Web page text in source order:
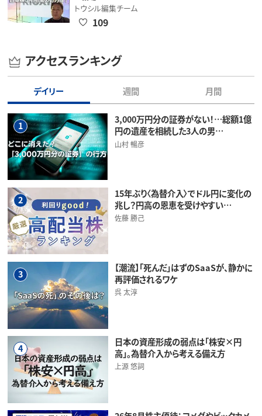
トウシル編集チーム
109
アクセスランキング
デイリー 週間 月間
1
3,000万円分の証券がない！…総額1億
円の遺産を相続した3人の男…
山村 暢彦
2
15年ぶり〈為替介入〉でドル円に変化の
兆し？円高の恩恵を受けやすい…
佐藤 勝己
3
【潮流】「死んだ」はずのSaaSが、静かに
再評価されるワケ
呉 太淳
4
日本の資産形成の弱点は「株安×円
高」。為替介入から考える備え方
上源 悠詞